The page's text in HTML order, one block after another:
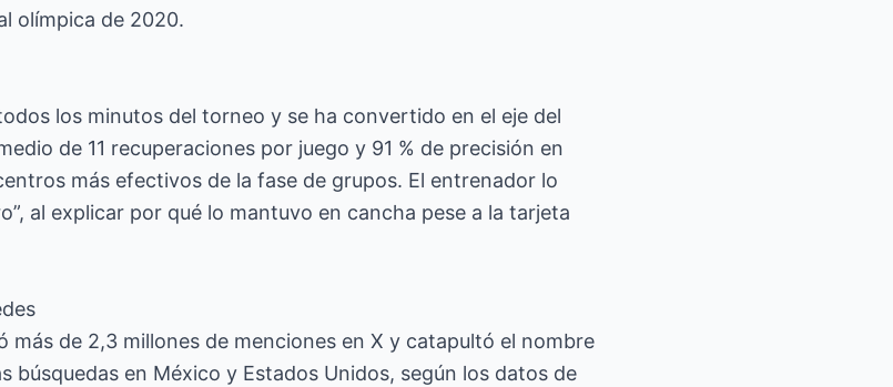
olímpica de 2020.
los minutos del torneo y se ha convertido en el eje del
de 11 recuperaciones por juego y 91 % de precisión en
más efectivos de la fase de grupos. El entrenador lo
al explicar por qué lo mantuvo en cancha pese a la tarjeta
más de 2,3 millones de menciones en X y catapultó el nombre
búsquedas en México y Estados Unidos, según los datos de